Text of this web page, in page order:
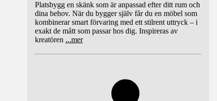
Platsbygg en skänk som är anpassad efter ditt rum och
dina behov. När du bygger själv får du en möbel som
kombinerar smart förvaring med ett stilrent uttryck – i
exakt de mått som passar hos dig. Inspireras av
kreatören ...mer